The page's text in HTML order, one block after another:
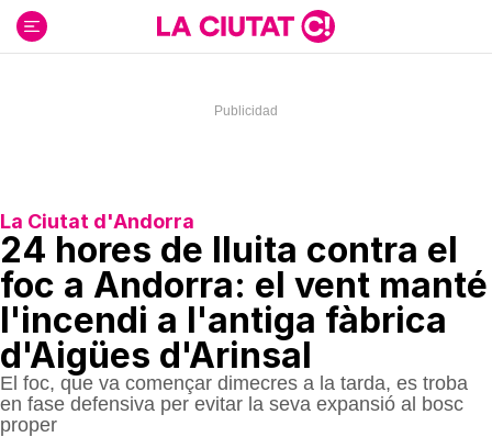
contenido
La Ciutat d'Andorra
24 hores de lluita contra el
foc a Andorra: el vent manté
l'incendi a l'antiga fàbrica
d'Aigües d'Arinsal
El foc, que va començar dimecres a la tarda, es troba
en fase defensiva per evitar la seva expansió al bosc
proper